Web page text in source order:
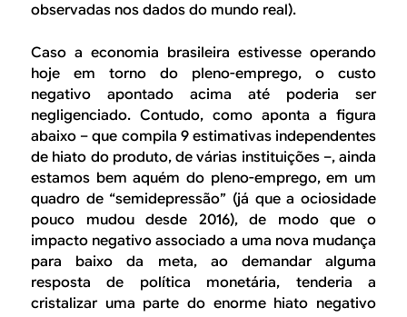
observadas nos dados do mundo real).
Caso a economia brasileira estivesse operando
hoje em torno do pleno-emprego, o custo
negativo apontado acima até poderia ser
negligenciado. Contudo, como aponta a figura
abaixo – que compila 9 estimativas independentes
de hiato do produto, de várias instituições –, ainda
estamos bem aquém do pleno-emprego, em um
quadro de “semidepressão” (já que a ociosidade
pouco mudou desde 2016), de modo que o
impacto negativo associado a uma nova mudança
para baixo da meta, ao demandar alguma
resposta de política monetária, tenderia a
cristalizar uma parte do enorme hiato negativo